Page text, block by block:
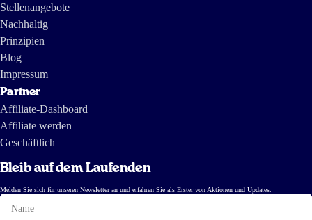
Stellenangebote
Nachhaltig
Prinzipien
Blog
Impressum
Partner
Affiliate-Dashboard
Affiliate werden
Geschäftlich
Bleib auf dem Laufenden
Melden Sie sich für unseren Newsletter an und erfahren Sie als Erster von Aktionen und Updates.
Name